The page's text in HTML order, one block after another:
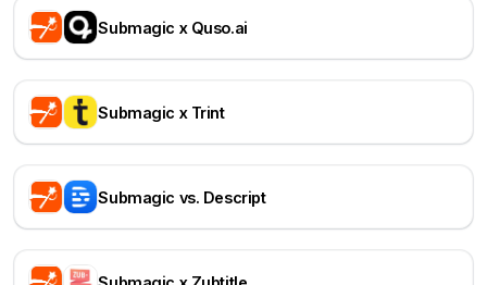
Submagic x Quso.ai
Submagic x Trint
Submagic vs. Descript